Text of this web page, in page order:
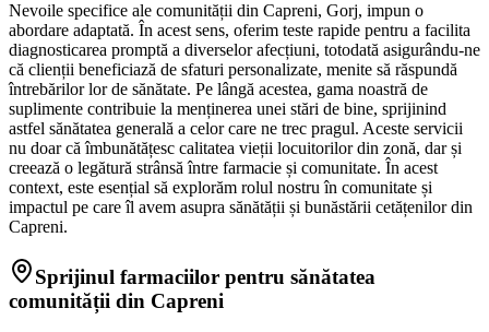
Nevoile specifice ale comunității din Capreni, Gorj, impun o
abordare adaptată. În acest sens, oferim teste rapide pentru a facilita
diagnosticarea promptă a diverselor afecțiuni, totodată asigurându-ne
că clienții beneficiază de sfaturi personalizate, menite să răspundă
întrebărilor lor de sănătate. Pe lângă acestea, gama noastră de
suplimente contribuie la menținerea unei stări de bine, sprijinind
astfel sănătatea generală a celor care ne trec pragul. Aceste servicii
nu doar că îmbunătățesc calitatea vieții locuitorilor din zonă, dar și
creează o legătură strânsă între farmacie și comunitate. În acest
context, este esențial să explorăm rolul nostru în comunitate și
impactul pe care îl avem asupra sănătății și bunăstării cetățenilor din
Capreni.
Sprijinul farmaciilor pentru sănătatea
comunității din Capreni